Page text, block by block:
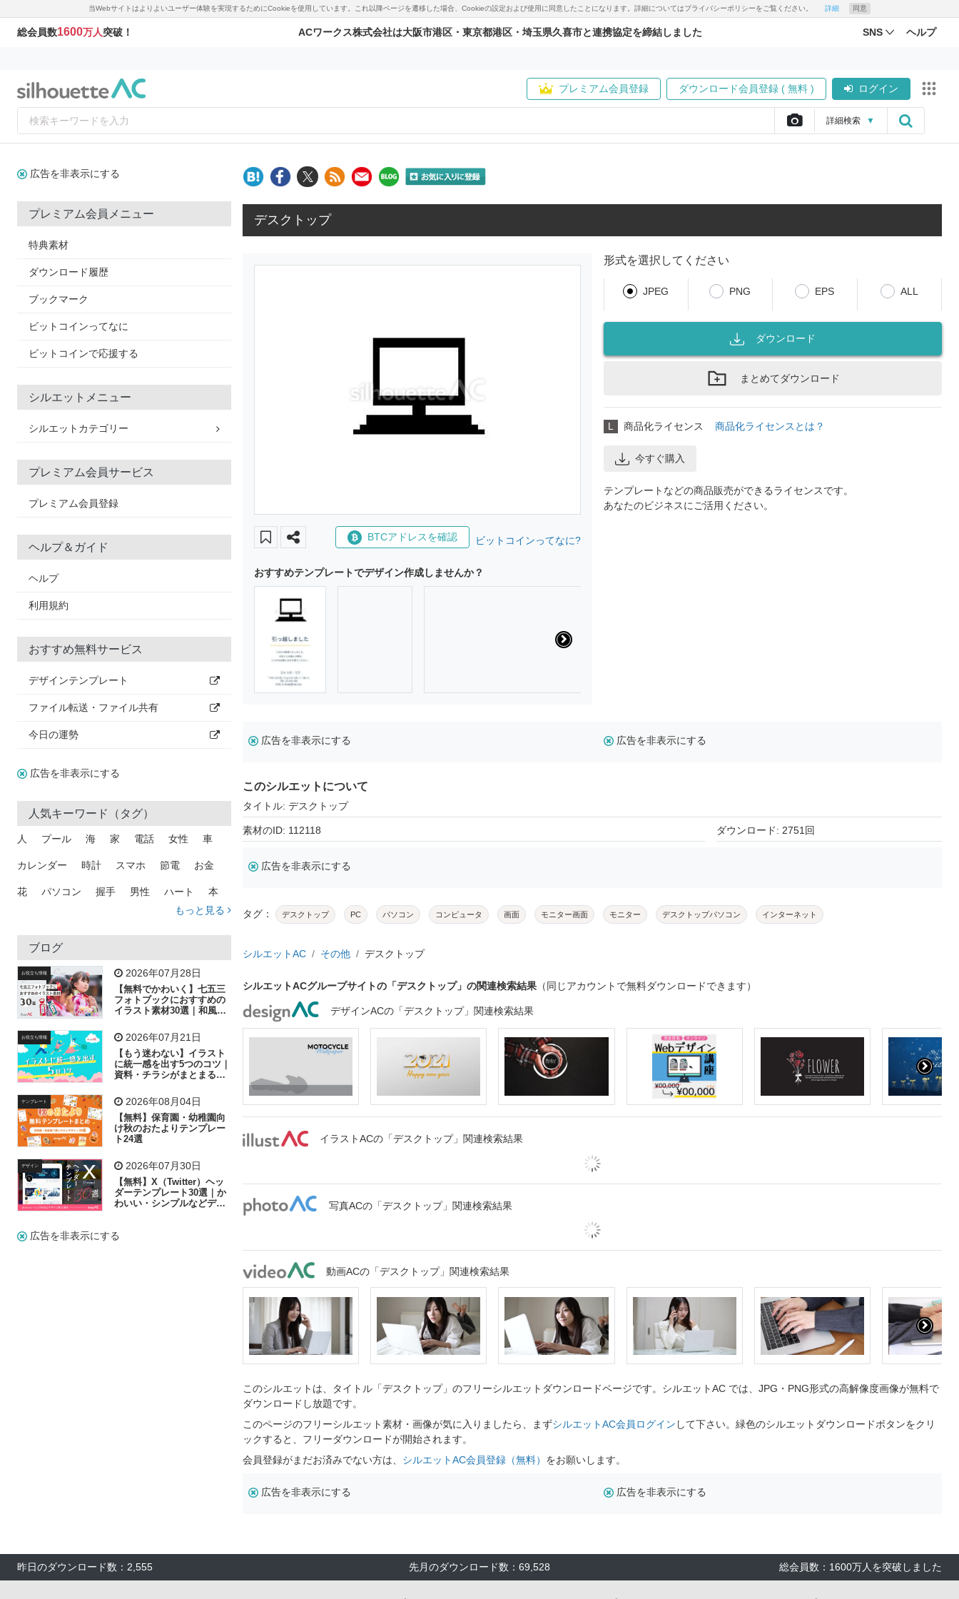
当Webサイトはよりよいユーザー体験を実現するためにCookieを使用しています。これ以降ページを遷移した場合、Cookieの設定および使用に同意したことになります。詳細についてはプライバシーポリシーをご覧ください。 詳細 同意
総会員数1600万人突破！ ACワークス株式会社は大阪市港区・東京都港区・埼玉県久喜市と連携協定を締結しました SNS ヘルプ
プレミアム会員登録 ダウンロード会員登録 ( 無料 ) ログイン
詳細検索 ▼
広告を非表示にする
プレミアム会員メニュー
特典素材
ダウンロード履歴
ブックマーク
ビットコインってなに
ビットコインで応援する
シルエットメニュー
シルエットカテゴリー
プレミアム会員サービス
プレミアム会員登録
ヘルプ＆ガイド
ヘルプ
利用規約
おすすめ無料サービス
デザインテンプレート
ファイル転送・ファイル共有
今日の運勢
広告を非表示にする
人気キーワード（タグ）
人 プール 海 家 電話 女性 車
カレンダー 時計 スマホ 節電 お金
花 パソコン 握手 男性 ハート 本
トラック 木
吹き出し
飛行機 グラフ ビル 魚 家族 書類
歩く 工場 会社 太陽 キラキラ
子供 作業員 相談 ピクトグラム
もっと見る
ブログ
お役立ち情報 2026年07月28日
【無料でかわいく】七五三
フォトブックにおすすめの
イラスト素材30選｜和風の
お役立ち情報 2026年07月21日
【もう迷わない】イラスト
に統一感を出す5つのコツ｜
資料・チラシがまとまるフ
テンプレート 2026年08月04日
【無料】保育園・幼稚園向
け秋のおたよりテンプレー
ト24選
デザイン 2026年07月30日
【無料】X（Twitter）ヘッ
ダーテンプレート30選｜か
わいい・シンプルなどデザ
広告を非表示にする
デスクトップ
BTCアドレスを確認 ビットコインってなに?
おすすめテンプレートでデザイン作成しませんか？
形式を選択してください
JPEG PNG EPS ALL
ダウンロード
まとめてダウンロード
L 商品化ライセンス 商品化ライセンスとは？
今すぐ購入
テンプレートなどの商品販売ができるライセンスです。
あなたのビジネスにご活用ください。
広告を非表示にする 広告を非表示にする
このシルエットについて
タイトル: デスクトップ
素材のID: 112118 ダウンロード: 2751回
広告を非表示にする
タグ： デスクトップ PC パソコン コンピュータ 画面 モニター画面 モニター デスクトップパソコン インターネット
シルエットAC その他 デスクトップ
シルエットACグループサイトの「デスクトップ」の関連検索結果 （同じアカウントで無料ダウンロードできます）
デザインACの「デスクトップ」関連検索結果
イラストACの「デスクトップ」関連検索結果
写真ACの「デスクトップ」関連検索結果
動画ACの「デスクトップ」関連検索結果
このシルエットは、タイトル「デスクトップ」のフリーシルエットダウンロードページです。シルエットAC では、JPG・PNG形式の高解像度画像が無料で
ダウンロードし放題です。
このページのフリーシルエット素材・画像が気に入りましたら、まずシルエットAC会員ログイン して下さい。緑色のシルエットダウンロードボタンをクリ
ックすると、フリーダウンロードが開始されます。
会員登録がまだお済みでない方は、 シルエットAC会員登録（無料） をお願いします。
広告を非表示にする 広告を非表示にする
昨日のダウンロード数：2,555 先月のダウンロード数：69,528 総会員数：1600万人を突破しました